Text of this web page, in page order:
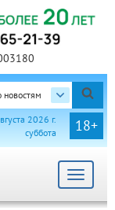
новостям
18+
2026 г.
суббота
Toggle